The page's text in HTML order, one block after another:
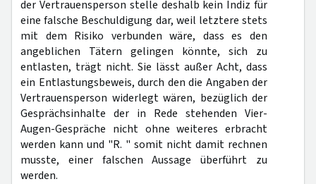
der Vertrauensperson stelle deshalb kein Indiz für
eine falsche Beschuldigung dar, weil letztere stets
mit dem Risiko verbunden wäre, dass es den
angeblichen Tätern gelingen könnte, sich zu
entlasten, trägt nicht. Sie lässt außer Acht, dass
ein Entlastungsbeweis, durch den die Angaben der
Vertrauensperson widerlegt wären, bezüglich der
Gesprächsinhalte der in Rede stehenden Vier-
Augen-Gespräche nicht ohne weiteres erbracht
werden kann und "R. " somit nicht damit rechnen
musste, einer falschen Aussage überführt zu
werden.